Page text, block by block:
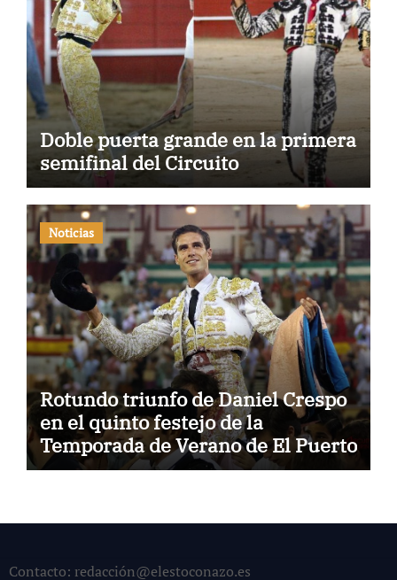
Doble puerta grande en la primera
semifinal del Circuito
Noticias
Rotundo triunfo de Daniel Crespo
en el quinto festejo de la
Temporada de Verano de El Puerto
Contacto: redacción@elestoconazo.es